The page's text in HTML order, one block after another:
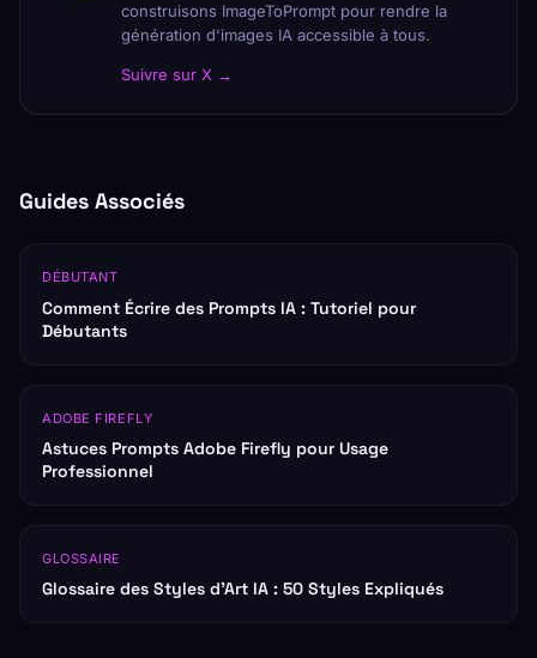
construisons ImageToPrompt pour rendre la
génération d'images IA accessible à tous.
Suivre sur X →
Guides Associés
DÉBUTANT
Comment Écrire des Prompts IA : Tutoriel pour
Débutants
ADOBE FIREFLY
Astuces Prompts Adobe Firefly pour Usage
Professionnel
GLOSSAIRE
Glossaire des Styles d'Art IA : 50 Styles Expliqués